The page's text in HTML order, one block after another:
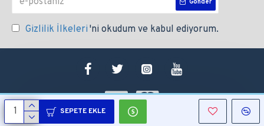
SEPETE EKLE
Gizlilik İlkeleri 'ni okudum ve kabul ediyorum.
Copyright © 2021, Altek Endüstri